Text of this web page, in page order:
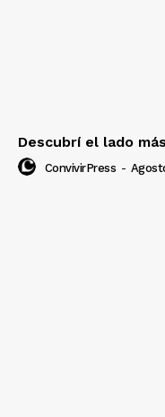
Descubrí el lado
ConvivirPress -